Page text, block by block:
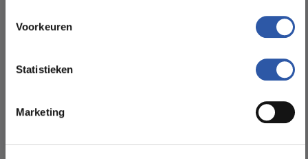
Voorkeuren
Statistieken
Marketing
0,55 mm
18,9 x 125,1 cm
betaalbare prijzen. Profiteer van een zorgeloze installatie